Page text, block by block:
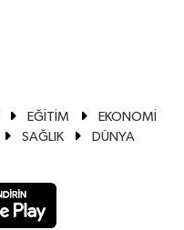
EĞİTİM
EKONOMİ
SAĞLIK
DÜNYA